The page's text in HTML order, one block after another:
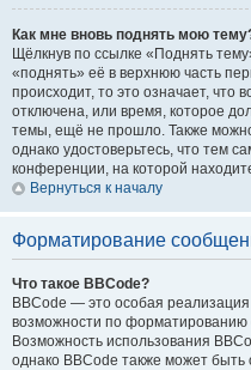
Как мне вновь поднять мою
Щёлкнув по ссылке «Поднять
«поднять» её в верхнюю часть
происходит, то это означает, что
отключена, или время, которое
темы, ещё не прошло. Также
однако удостоверьтесь, что тем
конференции, на которой
Вернуться к началу
Форматирование
Что такое BBCode?
BBCode — это особая
возможности по
Возможность использования
однако BBCode также может